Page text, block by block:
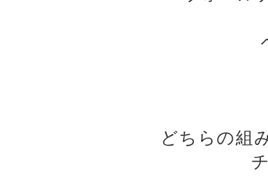
どちらの組